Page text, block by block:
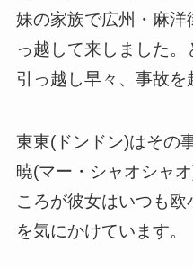
妹の家族で広州・麻洋
っ越して来しました
引っ越し早々、事故を
東東(ドンドン)はその
暁(マー・シャオシャ
ころが彼女はいつも
を気にかけています。